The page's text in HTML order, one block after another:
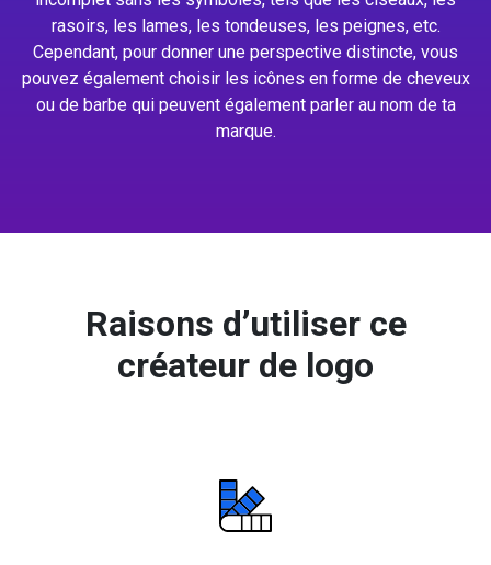
rasoirs, les lames, les tondeuses, les peignes, etc.
Cependant, pour donner une perspective distincte, vous
pouvez également choisir les icônes en forme de cheveux
ou de barbe qui peuvent également parler au nom de ta
marque.
Raisons d’utiliser ce
créateur de logo